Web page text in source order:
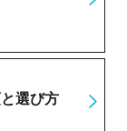
選び方